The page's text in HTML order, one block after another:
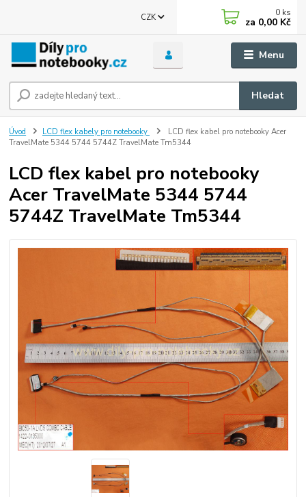
Menu
CZK
Hledat
0 ks
za 0,00 Kč
Úvod LCD flex kabely pro notebooky
LCD flex kabel pro notebooky Acer
TravelMate 5344 5744 5744Z TravelMate Tm5344
LCD flex kabel pro notebooky
Acer TravelMate 5344 5744
5744Z TravelMate Tm5344